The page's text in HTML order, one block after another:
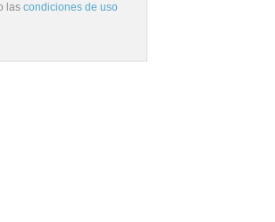
las condiciones de uso